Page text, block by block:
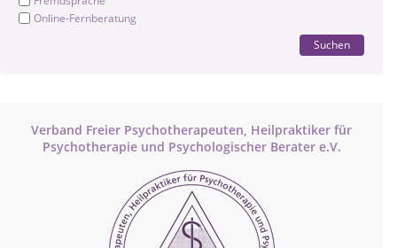
Online-Fernberatung
Suchen
Verband Freier Psychotherapeuten, Heilpraktiker für
Psychotherapie und Psychologischer Berater e.V.